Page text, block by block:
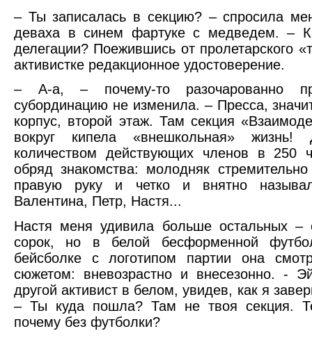
– Ты записалась в секцию? – спросила
деваха в синем фартуке с медведем. –
делегации? Поежившись от пролетарского
активистке редакционное удостоверение.
– А-а, – почему-то разочарованно
субординацию не изменила. – Пресса,
корпус, второй этаж. Там секция
вокруг кипела «внешкольная» жизнь!
количеством действующих членов в 250
обряд знакомства: молодняк
правую руку и четко и внятно
Валентина, Петр, Настя...
Настя меня удивила больше остальных
сорок, но в белой бесформенной
бейсболке с логотипом партии она
сюжетом: вневозрастно и внесезонно. -
другой активист в белом, увидев, как я
– Ты куда пошла? Там не твоя секция.
почему без футболки?